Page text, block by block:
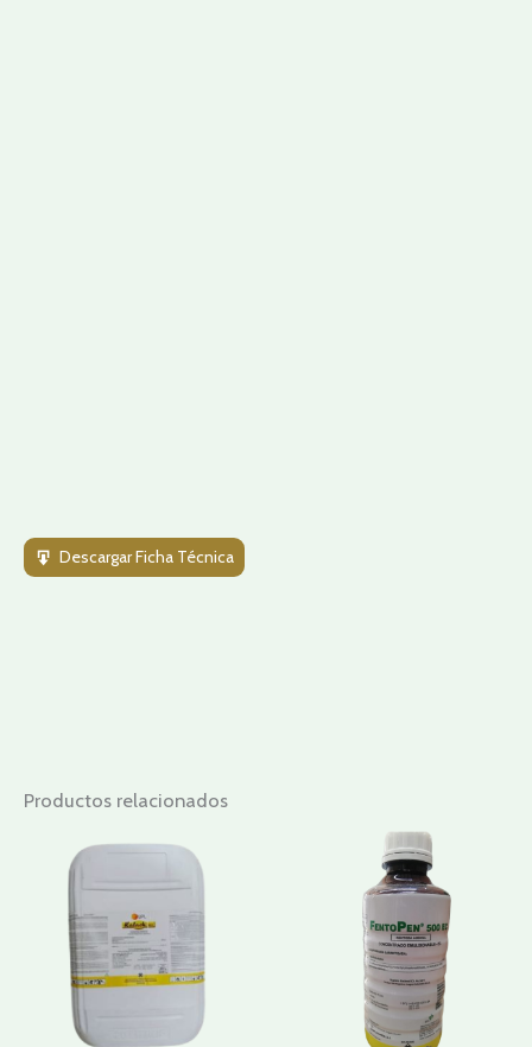
Descargar Ficha Técnica
Productos relacionados